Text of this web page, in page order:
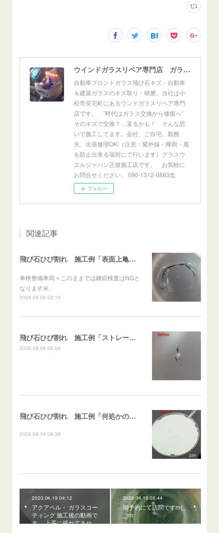
ウインドガラスリペア専門店 ガラスリペア・ヨシダ グラスウェルドジャパン 正規施工店 小松市
自動車フロントガラス飛び石キズ・自動車
＆建築ガラスのキズ取り・研磨。当社は小
松市安宅町にあるウンドガラスリペア専門
店です。 ”時代はガラス交換から修復へ”
そのキズで交換？…直るかも！ そんな思
いで施工してます。会社、ご自宅、勤務
先、出張修理OK!（注意：紫外線・降雨・風
を防止出来る場所にて行います）グラスウ
エルジャパン正規施工店です。 お気軽に
お問合せください。 090-1312-0863迄
フォロー
関連記事
飛び石ひび割れ 施工例「表面上亀裂・ダメージクラック」ステラ
車検整備車両＝このままでは継続検査はNGと
なります🚨。
2026.08.06 05:16
飛び石ひび割れ 施工例「ストレート系パーシャル」ポルテ
2026.08.06 05:09
飛び石ひび割れ 施工例「何処かの施工歴再修復（ヒビ伸び先）及び小さなひび割れ」スイフト
2026.08.04 09:38
2020.04.19 04:12
アクアペル・ ガラスコー
ティング 施工後の動画で
す。 上手に撮れてませ…
2020.04.18 08:44
御予約にて訪問ですm(_
_)m